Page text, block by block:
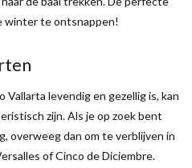
winter te ontsnappen!
levendig en gezellig is, kan
zijn. Als je op zoek bent
overweeg dan om te verblijven in
of Cinco de Diciembre.